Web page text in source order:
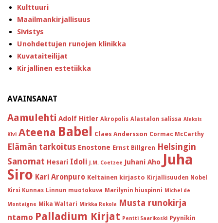
Kulttuuri
Maailmankirjallisuus
Sivistys
Unohdettujen runojen klinikka
Kuvataiteilijat
Kirjallinen estetiikka
AVAINSANAT
Aamulehti Adolf Hitler Akropolis Alastalon salissa Aleksis
Kivi Ateena Babel Claes Andersson Cormac McCarthy
Elämän tarkoitus Enostone Ernst Billgren Helsingin
Sanomat Hesari Idoli J.M. Coetzee Juhani Aho Juha
Siro Kari Aronpuro Keltainen kirjasto Kirjallisuuden Nobel
Kirsi Kunnas Linnun muotokuva Marilynin hiuspinni Michel de
Montaigne Mika Waltari Mirkka Rekola Musta runokirja
ntamo Palladium Kirjat Pentti Saarikoski Pyynikin